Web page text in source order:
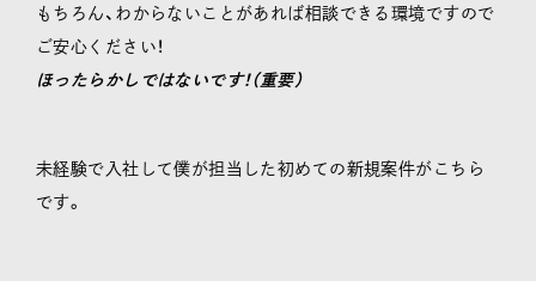
もちろん、わからないことがあれば相談できる環境ですので
ご安心ください！
ほったらかしではないです！（重要）
未経験で入社して僕が担当した初めての新規案件がこちら
です。